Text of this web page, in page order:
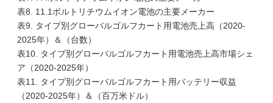
表8. 11.1ボルトリチウムイオン電池の主要メーカー
表9. タイプ別グローバルゴルフカート用電池売上高（2020-
2025年）＆（台数）
表10. タイプ別グローバルゴルフカート用電池売上高市場シェ
ア（2020-2025年）
表11. タイプ別グローバルゴルフカート用バッテリー収益
（2020-2025年）＆（百万米ドル）